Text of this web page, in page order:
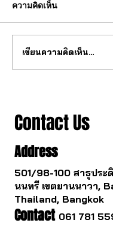
สุดยอด กลไก
จีน
ความคิดเห็น
เขียนความคิดเห็น…
Contact Us
Address
501/98-100 สาธุประ
นนทรี เขตยานนาวา,
Thailand, Bangkok
Contact 061 781